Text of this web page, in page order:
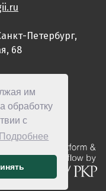
им
обработку
с
Подробнее
Петербург,
68